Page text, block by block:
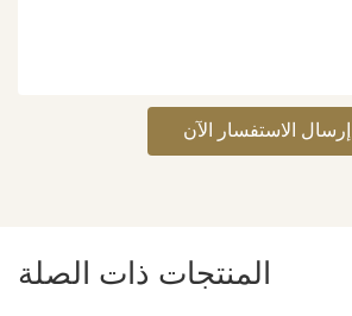
إرسال الاستفسار الآن
المنتجات ذات الصلة